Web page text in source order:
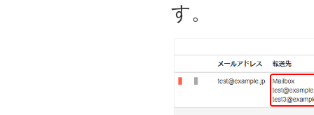
す。